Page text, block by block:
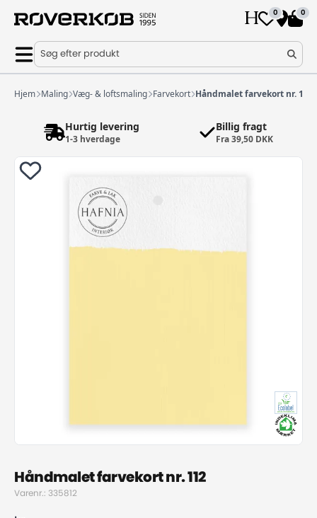
0 0
Søg efter produkt
Hjem Maling Væg- & loftsmaling Farvekort Håndmalet farvekort nr. 112
Hurtig levering
1-3 hverdage
Billig fragt
Fra 39,50 DKK
Håndmalet farvekort nr. 112
Varenr.: 335812